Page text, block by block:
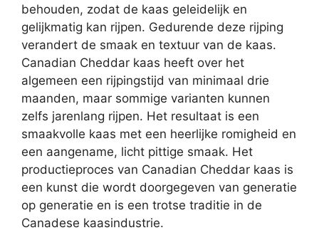
behouden, zodat de kaas geleidelijk en
gelijkmatig kan rijpen. Gedurende deze rijping
verandert de smaak en textuur van de kaas.
Canadian Cheddar kaas heeft over het
algemeen een rijpingstijd van minimaal drie
maanden, maar sommige varianten kunnen
zelfs jarenlang rijpen. Het resultaat is een
smaakvolle kaas met een heerlijke romigheid en
een aangename, licht pittige smaak. Het
productieproces van Canadian Cheddar kaas is
een kunst die wordt doorgegeven van generatie
op generatie en is een trotse traditie in de
Canadese kaasindustrie.